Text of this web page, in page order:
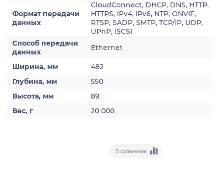
Формат передачи
данных
CloudConnect, DHCP, DNS, HTTP,
HTTPS, IPv4, IPv6, NTP, ONVIF,
RTSP, SADP, SMTP, TCP/IP, UDP,
UPnP, iSCSI
Способ передачи
данных
Ethernet
Ширина, мм
482
Глубина, мм
550
Высота, мм
89
Вес, г
20 000
В сравнение